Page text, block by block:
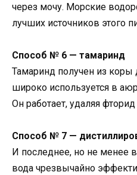
через мочу. Морские
лучших источников этого
Способ № 6 — тамаринд
Тамаринд получен из коры
широко используется в
Он работает, удаляя
Способ № 7 —
И последнее, но не менее
вода чрезвычайно